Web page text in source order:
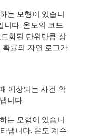
는 모형이 있습니
니다. 온도의 코드
화된 단위만큼 상
률의 자연 로그가
예상되는 사건 확
니다.
는 모형이 있습니
냅니다. 온도 계수